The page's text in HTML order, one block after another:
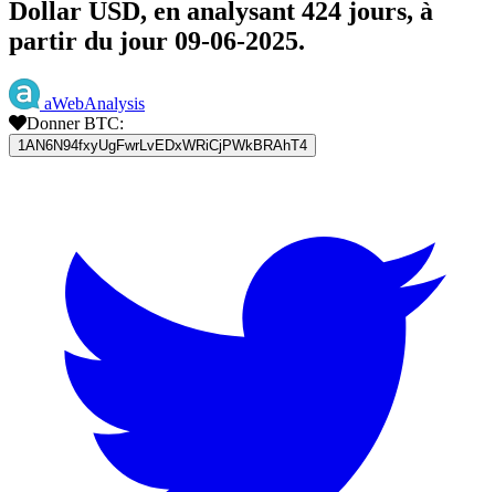
Dollar USD, en analysant 424 jours, à
partir du jour 09-06-2025.
aWebAnalysis
Donner BTC:
1AN6N94fxyUgFwrLvEDxWRiCjPWkBRAhT4